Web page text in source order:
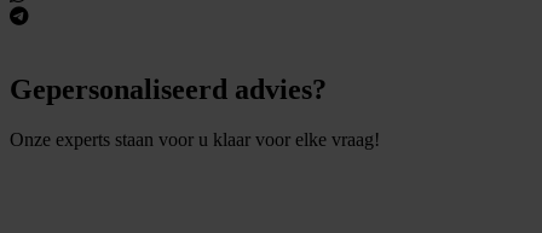
Gepersonaliseerd advies?
Onze experts staan voor u klaar voor elke vraag!